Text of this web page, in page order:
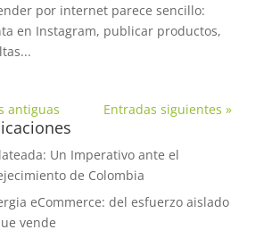
por internet parece sencillo:
en Instagram, publicar productos,
antiguas Entradas siguientes »
Un Imperativo ante el
de Colombia
eCommerce: del esfuerzo aislado
vende